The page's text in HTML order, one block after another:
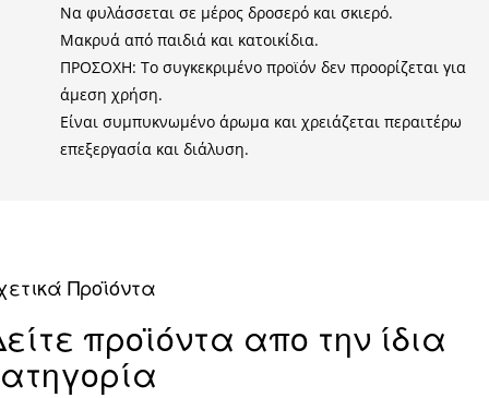
Να φυλάσσεται σε μέρος δροσερό και σκιερό.
Μακρυά από παιδιά και κατοικίδια.
ΠΡΟΣΟΧΗ: Το συγκεκριμένο προϊόν δεν προορίζεται για
άμεση χρήση.
Είναι συμπυκνωμένο άρωμα και χρειάζεται περαιτέρω
επεξεργασία και διάλυση.
Προϊόντα
προϊόντα απο την ίδια